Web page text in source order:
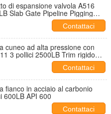
di espansione valvola A516
Slab Gate Pipeline Pigging
Contattaci
cuneo ad alta pressione con
3 pollici 2500LB Trim rigido
Contattaci
fianco in acciaio al carbonio
600LB API 600
Contattaci